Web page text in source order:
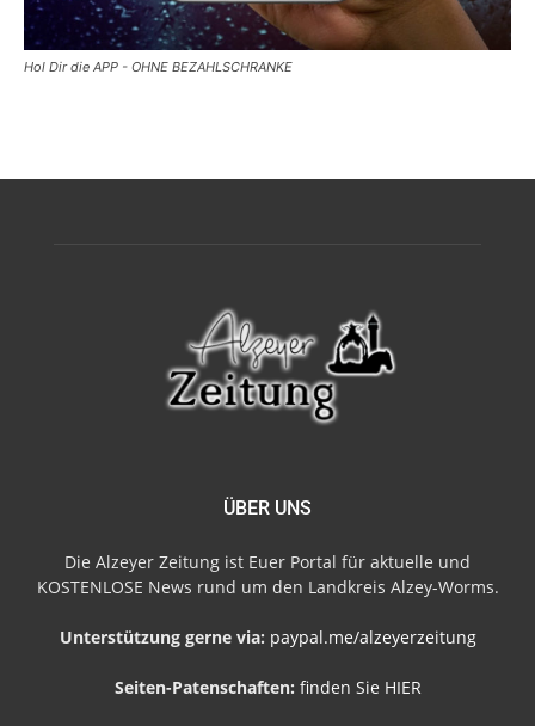
Hol Dir die APP - OHNE BEZAHLSCHRANKE
ÜBER UNS
Die Alzeyer Zeitung ist Euer Portal für aktuelle und
KOSTENLOSE News rund um den Landkreis Alzey-Worms.
Unterstützung gerne via: paypal.me/alzeyerzeitung
Seiten-Patenschaften: finden Sie HIER